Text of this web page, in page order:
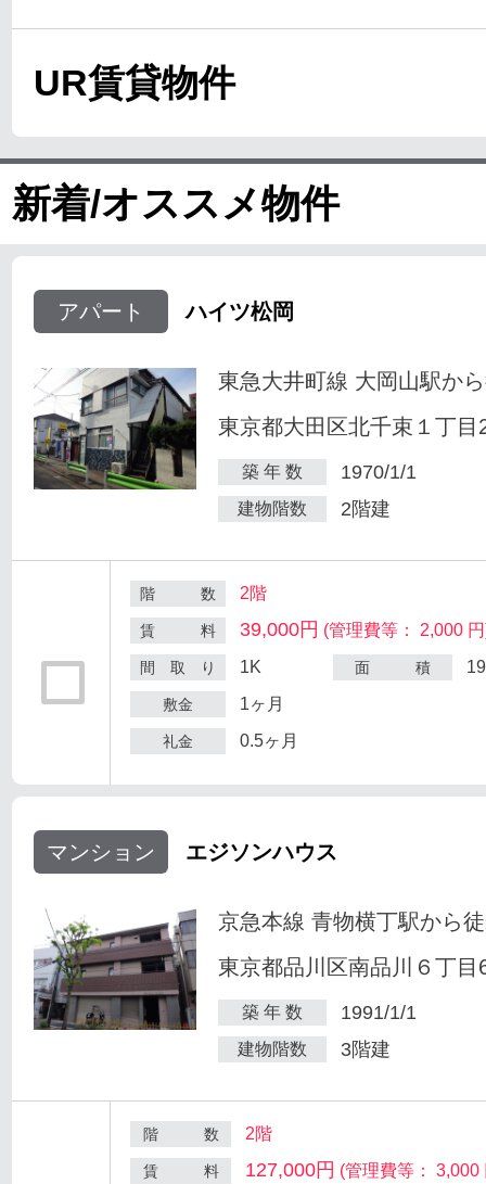
UR賃貸物件
新着/オススメ物件
アパート ハイツ松岡
東急大井町線 大岡山駅か
東京都大田区北千束１丁目
築 年 数 1970/1/1
建物階数 2階建
階 数 2階
賃 料 39,000円 (管理費等： 2,000
間 取 り 1K 面 積
敷金 1ヶ月
礼金 0.5ヶ月
マンション エジソンハウス
京急本線 青物横丁駅から
東京都品川区南品川６丁目
築 年 数 1991/1/1
建物階数 3階建
階 数 2階
賃 料 127,000円 (管理費等： 3,000